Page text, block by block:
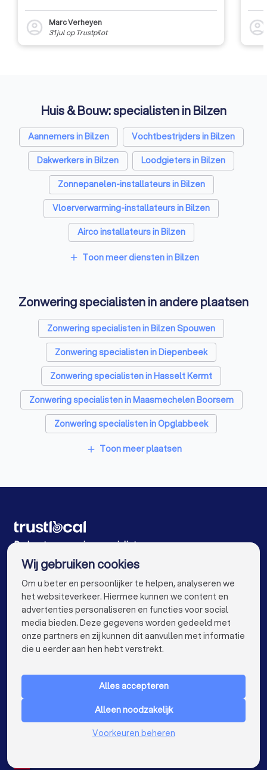
account_circle
Marc Verheyen
31 julop Trustpilot account_circle
Huis & Bouw: specialisten in Bilzen
Aannemers in Bilzen
Vochtbestrijders in Bilzen
Dakwerkers in Bilzen
Loodgieters in Bilzen
Zonnepanelen-installateurs in Bilzen
Vloerverwarming-installateurs in Bilzen
Airco installateurs in Bilzen
Ramen en deuren specialisten in Bilzen
Schrijnwerkers in Bilzen
Warmtepomp installateurs in Bilzen
Badkamer installateurs in Bilzen
Glashandels in Bilzen
EPC-keurders in Bilzen
Klusjesmannen in Bilzen
add Toon meer diensten in Bilzen
Zonwering specialisten in andere plaatsen
Zonwering specialisten in Bilzen Spouwen
Zonwering specialisten in Diepenbeek
Zonwering specialisten in Hasselt Kermt
Zonwering specialisten in Maasmechelen Boorsem
Zonwering specialisten in Opglabbeek
Zonwering specialisten in Sint-Truiden Gelinden
Zonwering specialisten in Nieuwerkerken
Zonwering specialisten in Meeuwen-Gruitrode
Zonwering specialisten in Antwerpen
Zonwering specialisten in Gent
Zonwering specialisten in Brugge
Zonwering specialisten in Leuven
Zonwering specialisten in Mechelen
Zonwering specialisten in Kortrijk
Zonwering specialisten in Hasselt
add Toon meer plaatsen
De beste zonwering specialisten voor u
VOOR PARTICULIEREN keyboard_arrow_down
Nederland
Wij gebruiken cookies
Om u beter en persoonlijker te helpen, analyseren we
het websiteverkeer. Hiermee kunnen we content en
advertenties personaliseren en functies voor social
media bieden. Deze gegevens worden gedeeld met
onze partners en zij kunnen dit aanvullen met informatie
die u eerder aan hen hebt verstrekt.
Alles accepteren
Alleen noodzakelijk
Voorkeuren beheren